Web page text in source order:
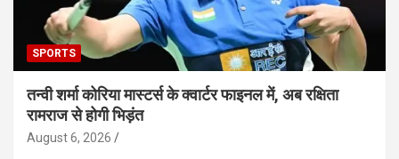
SPORTS
तन्वी शर्मा कोरिया मास्टर्स के क्वार्टर फाइनल में, अब रक्षिता
रामराज से होगी भिड़ंत
August 6, 2026